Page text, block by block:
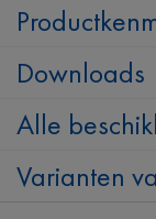
Downloads
Alle
Varianten